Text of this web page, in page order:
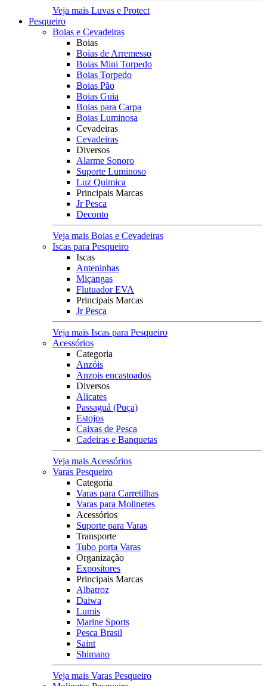
Veja mais Luvas e Protect
Pesqueiro
Boias e Cevadeiras
Boias
Boias de Arremesso
Boias Mini Torpedo
Boias Torpedo
Boias Pão
Boias Guia
Boias para Carpa
Boias Luminosa
Cevadeiras
Cevadeiras
Diversos
Alarme Sonoro
Suporte Luminoso
Luz Quimica
Principais Marcas
Jr Pesca
Deconto
Veja mais Boias e Cevadeiras
Iscas para Pesqueiro
Iscas
Anteninhas
Miçangas
Flutuador EVA
Principais Marcas
Jr Pesca
Veja mais Iscas para Pesqueiro
Acessórios
Categoria
Anzóis
Anzois encastoados
Diversos
Alicates
Passaguá (Puça)
Estojos
Caixas de Pesca
Cadeiras e Banquetas
Veja mais Acessórios
Varas Pesqueiro
Categoria
Varas para Carretilhas
Varas para Molinetes
Acessórios
Suporte para Varas
Transporte
Tubo porta Varas
Organização
Expositores
Principais Marcas
Albatroz
Daiwa
Lumis
Marine Sports
Pesca Brasil
Saint
Shimano
Veja mais Varas Pesqueiro